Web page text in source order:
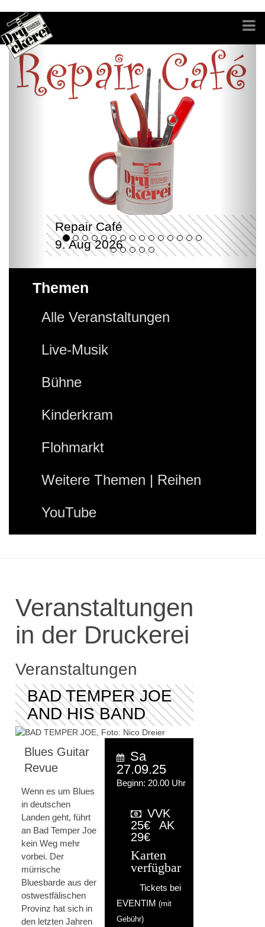
Repair Café
9. Aug 2026
Themen
Alle Veranstaltungen
Live-Musik
Bühne
Kinderkram
Flohmarkt
Weitere Themen | Reihen
YouTube
Veranstaltungen
in der Druckerei
Veranstaltungen
BAD TEMPER JOE
AND HIS BAND
Blues Guitar
Revue
Wenn es um Blues
in deutschen
Landen geht, führt
an Bad Temper Joe
kein Weg mehr
vorbei. Der
mürrische
Bluesbarde aus der
ostwestfälischen
Provinz hat sich in
den letzten Jahren
Sa
27.09.25
Beginn: 20.00 Uhr
VVK
25€
AK
29€
Karten
verfügbar
Tickets bei
EVENTIM (mit
Gebühr)